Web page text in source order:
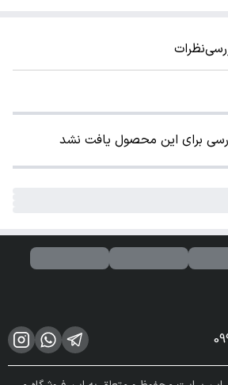
نظرات
برای این محصول یافت نشد